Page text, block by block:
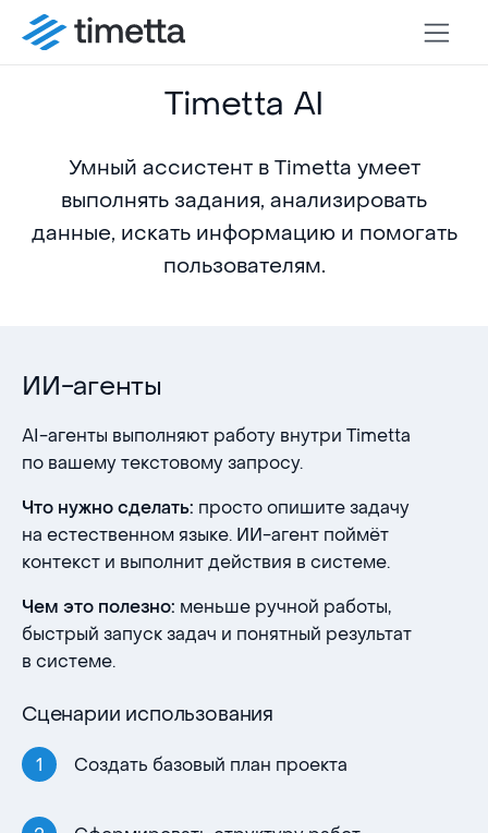
Timetta AI
Умный ассистент в Timetta умеет
выполнять задания, анализировать
данные, искать информацию и помогать
пользователям.
ИИ-агенты
AI-агенты выполняют работу внутри Timetta
по вашему текстовому запросу.
Что нужно сделать: просто опишите задачу
на естественном языке. ИИ-агент поймёт
контекст и выполнит действия в системе.
Чем это полезно: меньше ручной работы,
быстрый запуск задач и понятный результат
в системе.
Сценарии использования
Создать базовый план проекта